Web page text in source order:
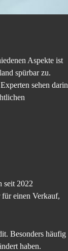
Aspekte ist
spürbar zu.
sehen darin
seit 2022
einen Verkauf,
Besonders häufig
haben.